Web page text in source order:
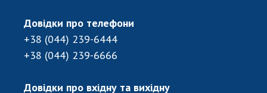
Довідки про телефони
+38 (044) 239-6444
+38 (044) 239-6666
Довідки про вхідну та вихідну